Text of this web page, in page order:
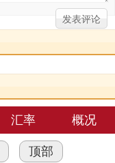
汇率 概况
顶部